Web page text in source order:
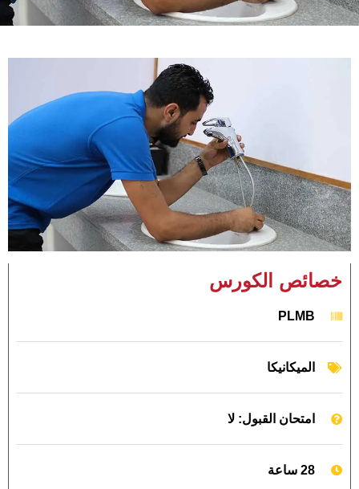
خصائص الكورس
PLMB
الميكانيكا
امتحان القبول: لا
28 ساعة